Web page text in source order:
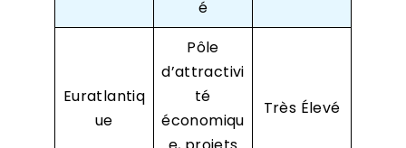
é
Euratlantiq
ue
Pôle
d’attractivi
té
économiqu
Très Élevé